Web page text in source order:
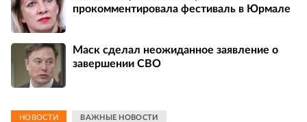
прокомментировала фестиваль в Юрмале
Маск сделал неожиданное заявление о
завершении СВО
НОВОСТИ ВАЖНЫЕ НОВОСТИ